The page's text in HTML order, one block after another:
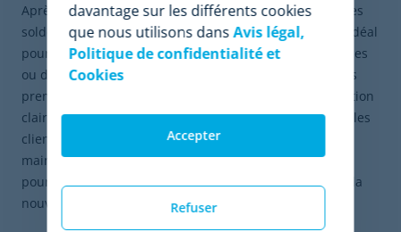
Après l'effervescence de Noël, la période qui précède les
soldes d'hiver de janvier est cruciale. C'est le moment idéal
pour cibler les consommateurs qui ont reçu des étrennes
ou des cartes-cadeaux, ainsi que ceux qui attendent les
premières bonnes affaires de l'année. Une communication
claire sur le début des soldes, des ventes privées pour les
clients fidèles et des offres de "pré-soldes" peuvent
maintenir l'élan commercial. Cette période est décisive
pour écouler les collections de fin d'année et préparer la
nouvelle saison.
davantage sur les différents cookies
que nous utilisons dansAvis légal,
Politique de confidentialité et
Cookies
Refuser
Accepter